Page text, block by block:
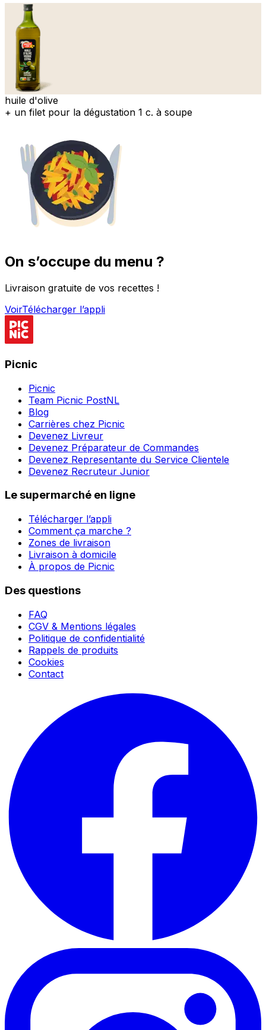
huile d'olive
+ un filet pour la dégustation 1 c. à soupe
On s’occupe du menu ?
Livraison gratuite de vos recettes !
VoirTélécharger l’appli
Picnic
Picnic
Team Picnic PostNL
Blog
Carrières chez Picnic
Devenez Livreur
Devenez Préparateur de Commandes
Devenez Representante du Service Clientele
Devenez Recruteur Junior
Le supermarché en ligne
Télécharger l’appli
Comment ça marche ?
Zones de livraison
Livraison à domicile
À propos de Picnic
Des questions
FAQ
CGV & Mentions légales
Politique de confidentialité
Rappels de produits
Cookies
Contact